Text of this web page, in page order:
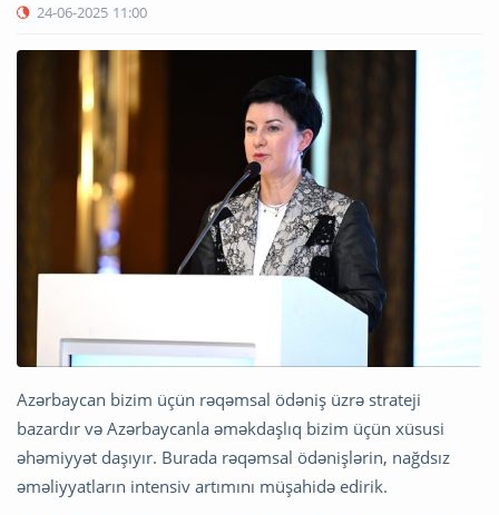
24-06-2025 11:00
Azərbaycan bizim üçün rəqəmsal ödəniş üzrə strateji
bazardır və Azərbaycanla əməkdaşlıq bizim üçün xüsusi
əhəmiyyət daşıyır. Burada rəqəmsal ödənişlərin, nağdsız
əməliyyatların intensiv artımını müşahidə edirik.